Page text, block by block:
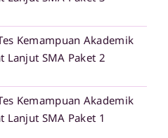
Kemampuan Akademik
Lanjut SMA Paket 2
Kemampuan Akademik
Lanjut SMA Paket 1